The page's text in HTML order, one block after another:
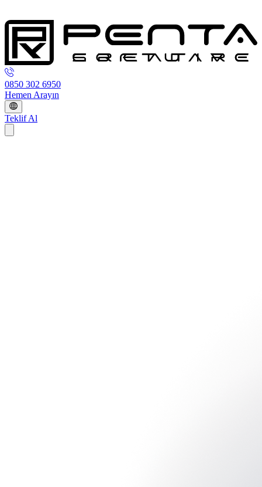
0850 302 6950
Hemen Arayın
Teklif Al